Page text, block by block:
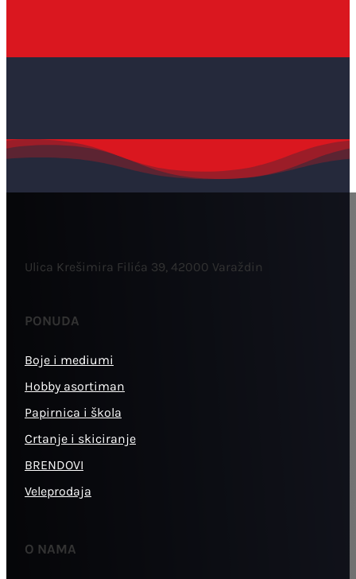
Ulica Krešimira Filića 39, 42000 Varaždin
PONUDA
Boje i mediumi
Hobby asortiman
Papirnica i škola
Crtanje i skiciranje
BRENDOVI
Veleprodaja
O NAMA